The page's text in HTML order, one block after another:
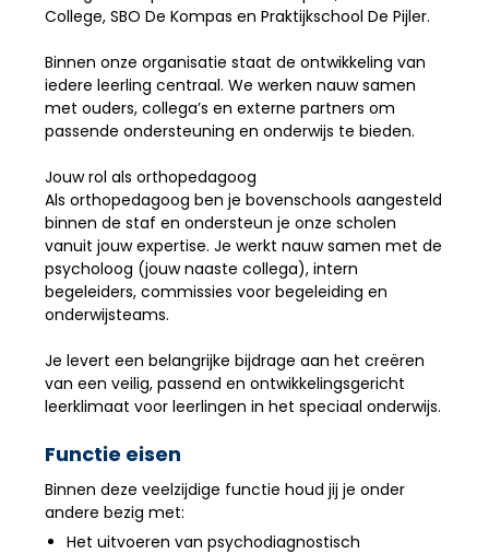
College, SBO De Kompas en Praktijkschool De Pijler.
Binnen onze organisatie staat de ontwikkeling van
iedere leerling centraal. We werken nauw samen
met ouders, collega’s en externe partners om
passende ondersteuning en onderwijs te bieden.
Jouw rol als orthopedagoog
Als orthopedagoog ben je bovenschools aangesteld
binnen de staf en ondersteun je onze scholen
vanuit jouw expertise. Je werkt nauw samen met de
psycholoog (jouw naaste collega), intern
begeleiders, commissies voor begeleiding en
onderwijsteams.
Je levert een belangrijke bijdrage aan het creëren
van een veilig, passend en ontwikkelingsgericht
leerklimaat voor leerlingen in het speciaal onderwijs.
Functie eisen
Binnen deze veelzijdige functie houd jij je onder
andere bezig met:
Het uitvoeren van psychodiagnostisch